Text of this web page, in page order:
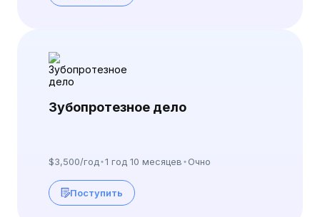
Зубопротезное дело
$3,500/год 1 год 10 месяцев Очно
Поступить